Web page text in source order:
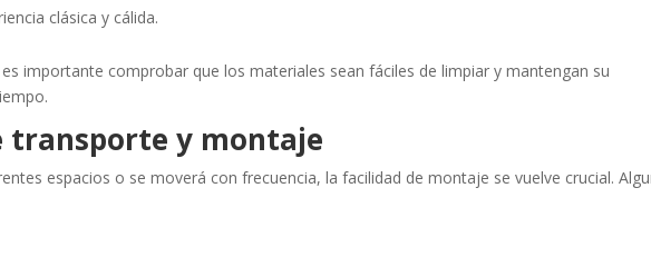
clásica y cálida.
importante comprobar que los materiales sean fáciles de limpiar y mantengan su
transporte y montaje
espacios o se moverá con frecuencia, la facilidad de montaje se vuelve crucial.